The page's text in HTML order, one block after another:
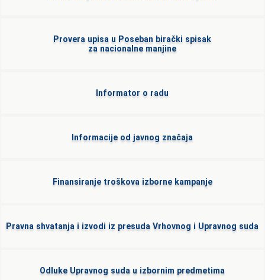
Provera upisa u Poseban birački spisak
za nacionalne manjine
Informator o radu
Informacije od javnog značaja
Finansiranje troškova izborne kampanje
Pravna shvatanja i izvodi iz presuda Vrhovnog i Upravnog suda
Odluke Upravnog suda u izbornim predmetima